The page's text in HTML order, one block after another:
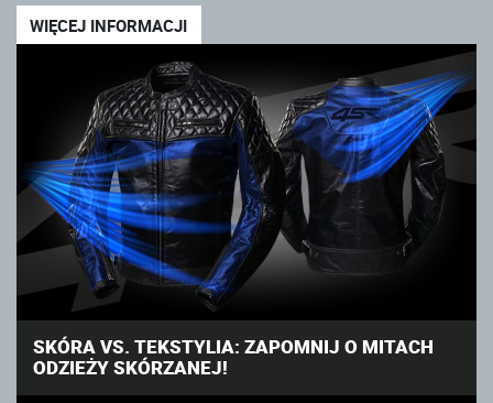
WIĘCEJ INFORMACJI
SKÓRA VS. TEKSTYLIA: ZAPOMNIJ O MITACH
ODZIEŻY SKÓRZANEJ!